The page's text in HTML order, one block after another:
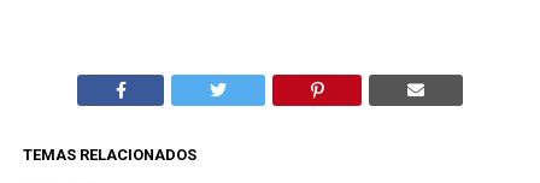
TEMAS RELACIONADOS